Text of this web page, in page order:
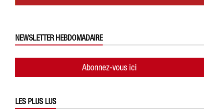
NEWSLETTER HEBDOMADAIRE
Abonnez-vous ici
LES PLUS LUS